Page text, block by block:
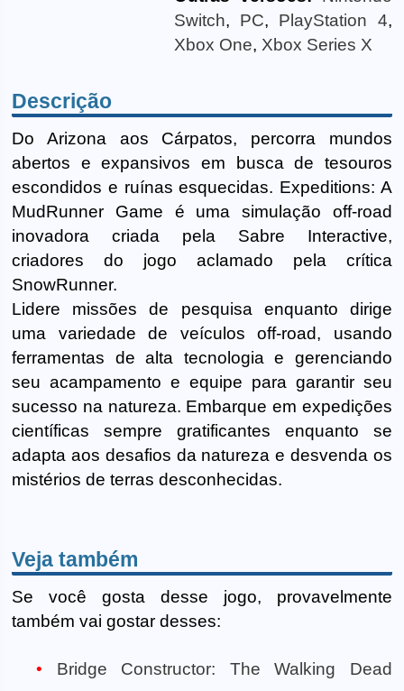
Switch, PC, PlayStation 4,
Xbox One, Xbox Series X
Descrição
Do Arizona aos Cárpatos, percorra mundos
abertos e expansivos em busca de tesouros
escondidos e ruínas esquecidas. Expeditions: A
MudRunner Game é uma simulação off-road
inovadora criada pela Sabre Interactive,
criadores do jogo aclamado pela crítica
SnowRunner.
Lidere missões de pesquisa enquanto dirige
uma variedade de veículos off-road, usando
ferramentas de alta tecnologia e gerenciando
seu acampamento e equipe para garantir seu
sucesso na natureza. Embarque em expedições
científicas sempre gratificantes enquanto se
adapta aos desafios da natureza e desvenda os
mistérios de terras desconhecidas.
Veja também
Se você gosta desse jogo, provavelmente
também vai gostar desses:
Bridge Constructor: The Walking Dead